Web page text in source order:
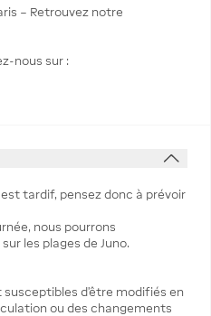
– Retrouvez notre
nous sur :
tardif, pensez donc à prévoir
nous pourrons
les plages de Juno.
susceptibles d’être modifiés en
ou des changements